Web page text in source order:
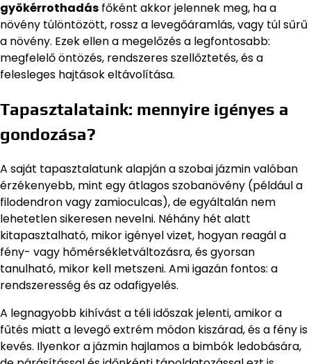
gyökérrothadás főként akkor jelennek meg, ha a
növény túlöntözött, rossz a levegőáramlás, vagy túl sűrű
a növény. Ezek ellen a megelőzés a legfontosabb:
megfelelő öntözés, rendszeres szellőztetés, és a
felesleges hajtások eltávolítása.
Tapasztalataink: mennyire igényes a
gondozása?
A saját tapasztalatunk alapján a szobai jázmin valóban
érzékenyebb, mint egy átlagos szobanövény (például a
filodendron vagy zamioculcas), de egyáltalán nem
lehetetlen sikeresen nevelni. Néhány hét alatt
kitapasztalható, mikor igényel vizet, hogyan reagál a
fény- vagy hőmérsékletváltozásra, és gyorsan
tanulható, mikor kell metszeni. Ami igazán fontos: a
rendszeresség és az odafigyelés.
A legnagyobb kihívást a téli időszak jelenti, amikor a
fűtés miatt a levegő extrém módon kiszárad, és a fény is
kevés. Ilyenkor a jázmin hajlamos a bimbók ledobására,